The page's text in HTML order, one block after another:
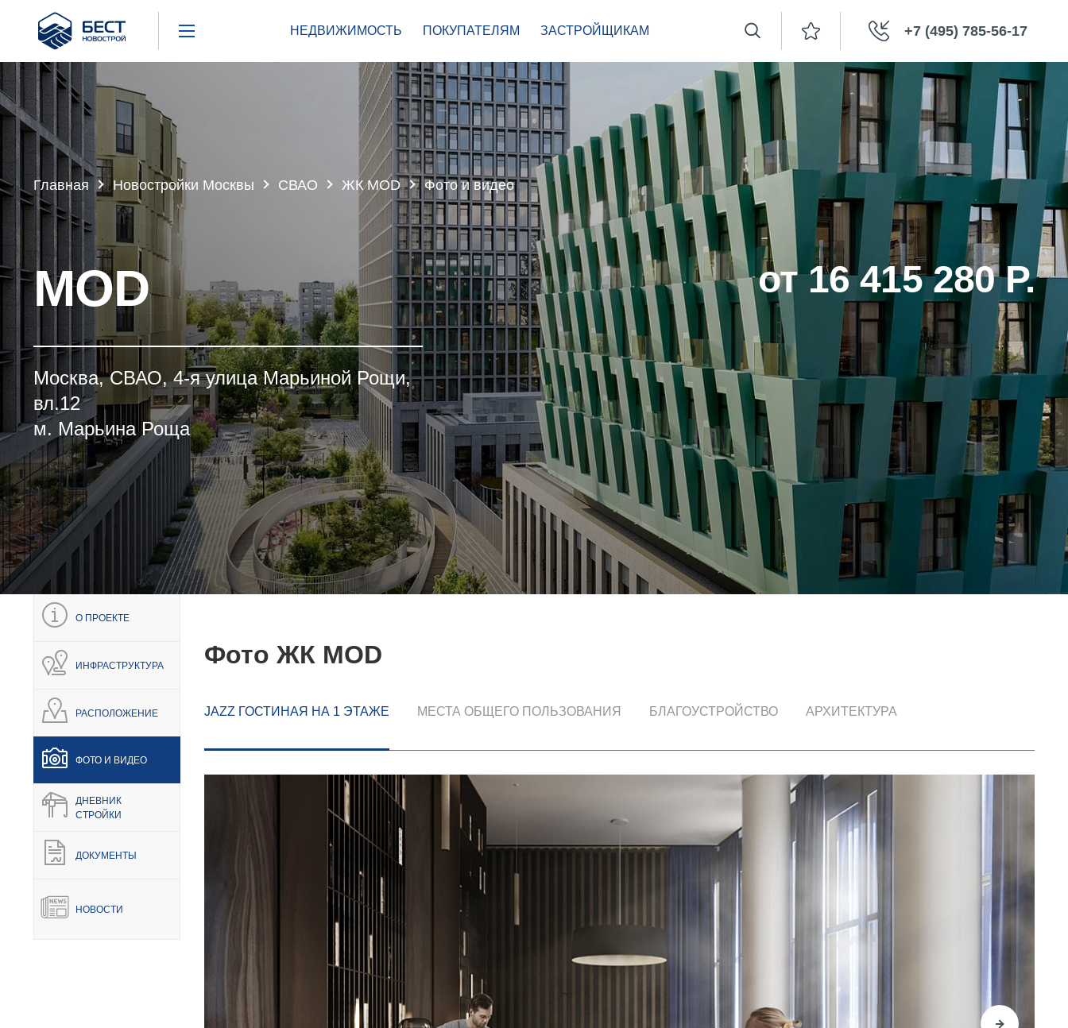
Бест
Новострой
НЕДВИЖИМОСТЬ ПОКУПАТЕЛЯМ ЗАСТРОЙЩИКАМ +7 (495) 785-56-17
Новостройки
ПОКУПАТЕЛЯМ
Акции
Ипотека
Обмен квартир
Документы
БЕСТ-Новострой
Главная Новостройки Москвы СВАО ЖК MOD Фото и видео
MOD от 16 415 280 Р.
Москва, СВАО, 4-я улица Марьиной Рощи,
вл.12
м. Марьина Роща
О ПРОЕКТЕ
ИНФРАСТРУКТУРА
РАСПОЛОЖЕНИЕ
ФОТО И ВИДЕО
ДНЕВНИК
СТРОЙКИ
ДОКУМЕНТЫ
НОВОСТИ
Фото ЖК MOD
JAZZ ГОСТИНАЯ НА 1 ЭТАЖЕ МЕСТА ОБЩЕГО ПОЛЬЗОВАНИЯ БЛАГОУСТРОЙСТВО АРХИТЕКТУРА